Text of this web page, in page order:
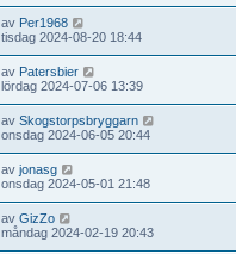
av Per1968
tisdag 2024-08-20 18:44
av Patersbier
lördag 2024-07-06 13:39
av Skogstorpsbryggarn
onsdag 2024-06-05 20:44
av jonasg
onsdag 2024-05-01 21:48
av GizZo
måndag 2024-02-19 20:43